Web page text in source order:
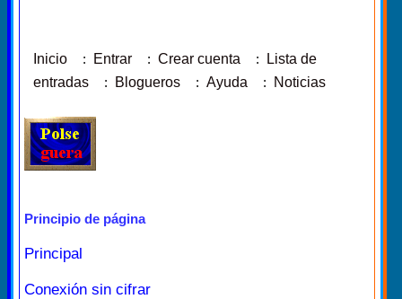
Inicio : Entrar : Crear cuenta :
Lista de
entradas
: Blogueros : Ayuda : Noticias
Principio de página
Principal
Conexión sin cifrar